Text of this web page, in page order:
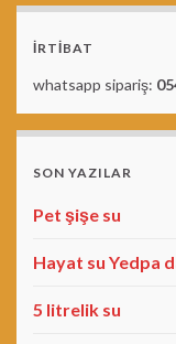
İRTİBAT
whatsapp sipariş:
SON YAZILAR
Pet şişe su
Hayat su Yedpa
5 litrelik su